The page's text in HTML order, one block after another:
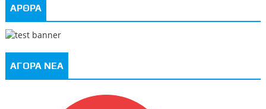
ΑΡΘΡΑ
ΑΓΟΡΑ ΝΕΑ